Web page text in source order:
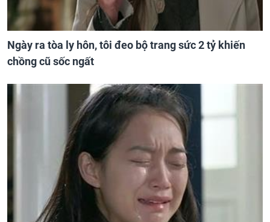
Ngày ra tòa ly hôn, tôi đeo bộ trang sức 2 tỷ khiến
chồng cũ sốc ngất